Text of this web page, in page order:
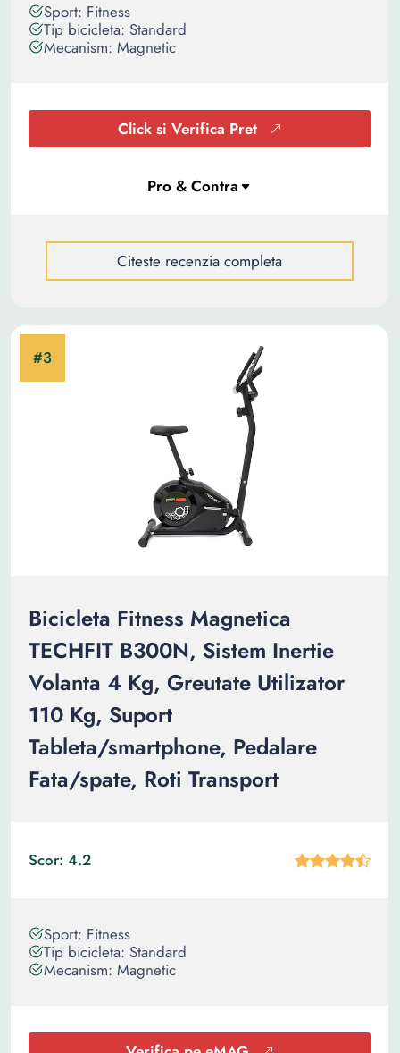
Sport: Fitness
Tip bicicleta: Standard
Mecanism: Magnetic
Click si Verifica Pret
Citeste recenzia completa
Bicicleta Fitness Magnetica
TECHFIT B300N, Sistem Inertie
Volanta 4 Kg, Greutate Utilizator
110 Kg, Suport
Tableta/smartphone, Pedalare
Fata/spate, Roti Transport
Scor: 4.2
Sport: Fitness
Tip bicicleta: Standard
Mecanism: Magnetic